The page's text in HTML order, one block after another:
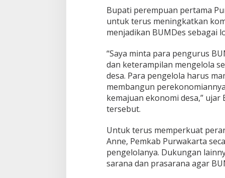
Bupati perempuan pertama
untuk terus meningkatkan
menjadikan BUMDes sebagai
“Saya minta para pengurus
dan keterampilan mengelola
desa. Para pengelola harus
membangun
kemajuan ekonomi desa,”
tersebut.
Untuk terus memperkuat
Anne, Pemkab Purwakarta
pengelolanya. Dukungan
sarana dan prasarana agar